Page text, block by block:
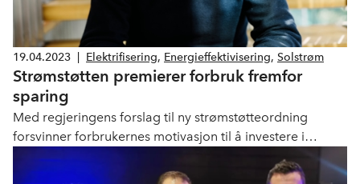
19.04.2023 Elektrifisering, Energieffektivisering, Solstrøm
Strømstøtten premierer forbruk fremfor
sparing
Med regjeringens forslag til ny strømstøtteordning
forsvinner forbrukernes motivasjon til å investere i
energieffektivisering og justere strømforbruket. Det
mener vi er feil når vi vet at om noen år risikerer vi å